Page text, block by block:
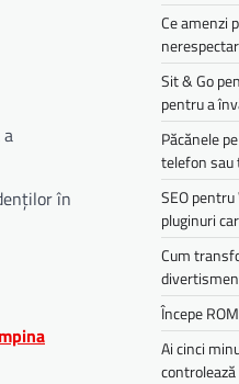
în
Ce amenzi
Sit & Go
pentru a
Păcănele
telefon sau
SEO
pluginuri
Cum
Începe
Ai cinci